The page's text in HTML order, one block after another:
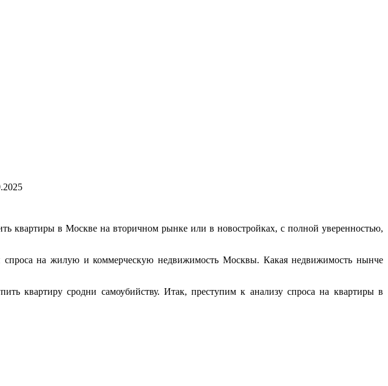
квартиры в Москве на вторичном рынке или в новостройках, с полной уверенностью,
на жилую и коммерческую недвижимость Москвы. Какая недвижимость нынче
квартиру сродни самоубийству. Итак, преступим к анализу спроса на квартиры в